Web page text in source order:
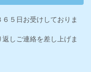
５日お受けしておりま
しご連絡を差し上げま